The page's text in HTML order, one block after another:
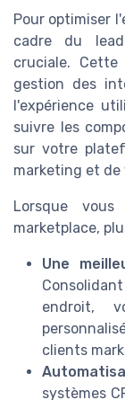
Pour optimiser
cadre du
cruciale.
gestion des
l'expérience
suivre les
sur votre
marketing et de
Lorsque
marketplace,
Une
endroit,
clients
systèmes